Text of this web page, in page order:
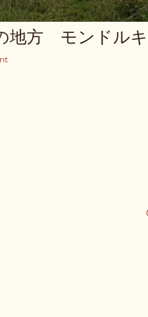
地方 モンドルキ